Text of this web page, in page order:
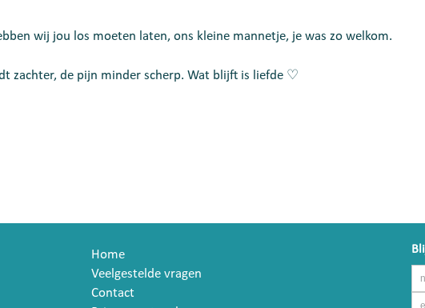
wij jou los moeten laten, ons kleine mannetje, je was zo welkom.
zachter, de pijn minder scherp. Wat blijft is liefde ♡
Home
Veelgestelde vragen
Contact